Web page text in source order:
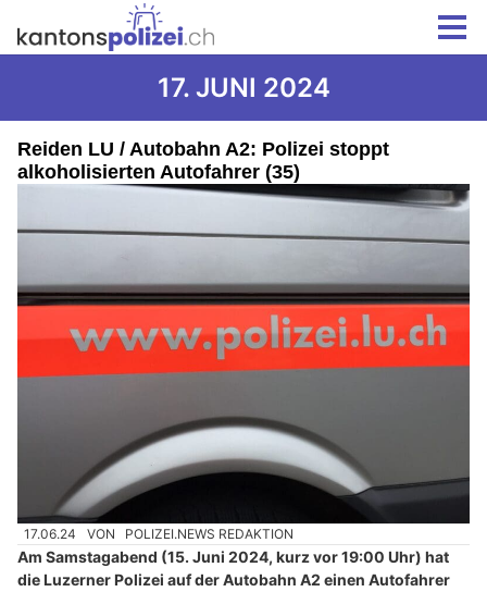
17. JUNI 2024
Reiden LU / Autobahn A2: Polizei stoppt
alkoholisierten Autofahrer (35)
17.06.24 VON POLIZEI.NEWS REDAKTION
Am Samstagabend (15. Juni 2024, kurz vor 19:00 Uhr) hat
die Luzerner Polizei auf der Autobahn A2 einen Autofahrer